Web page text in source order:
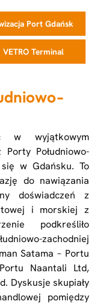
Port Gdańsk
VETRO Terminal
w wyjątkowym
Południowo-
w Gdańsku. To
do nawiązania
doświadczeń z
i morskiej z
podkreśliło
zachodniej
Satama – Portu
Naantali Ltd,
Dyskusje skupiały
pomiędzy